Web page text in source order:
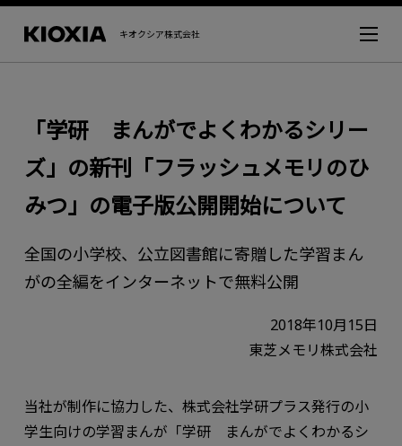
キオクシア株式会社
「学研 まんがでよくわかるシリー
ズ」の新刊「フラッシュメモリのひ
みつ」の電子版公開開始について
全国の小学校、公立図書館に寄贈した学習まん
がの全編をインターネットで無料公開
2018年10月15日
東芝メモリ株式会社
当社が制作に協力した、株式会社学研プラス発行の小
学生向けの学習まんが「学研 まんがでよくわかるシ